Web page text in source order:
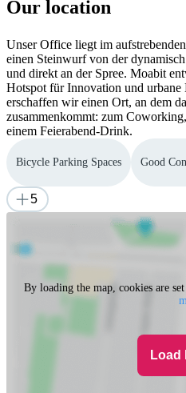
Our location
Unser Office liegt im
einen Steinwurf von der
und direkt an der Spree. Moabit
Hotspot für Innovation und
erschaffen wir einen Ort, an dem
zusammenkommt: zum
einem Feierabend-Drink.
Bicycle Parking Spaces Good
5
By loading the map, cookies are
Load